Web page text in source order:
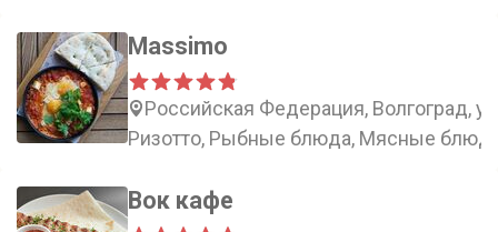
Massimo
Российская Федерация, Волгоград,
Ризотто, Рыбные блюда, Мясные
Вок кафе